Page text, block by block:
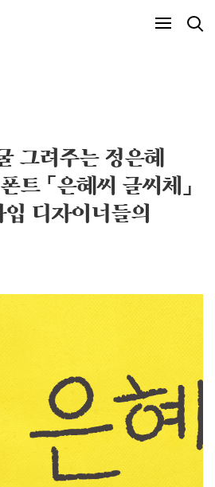
그려주는 정은혜
트 「은혜씨 글씨체」
디자이너들의